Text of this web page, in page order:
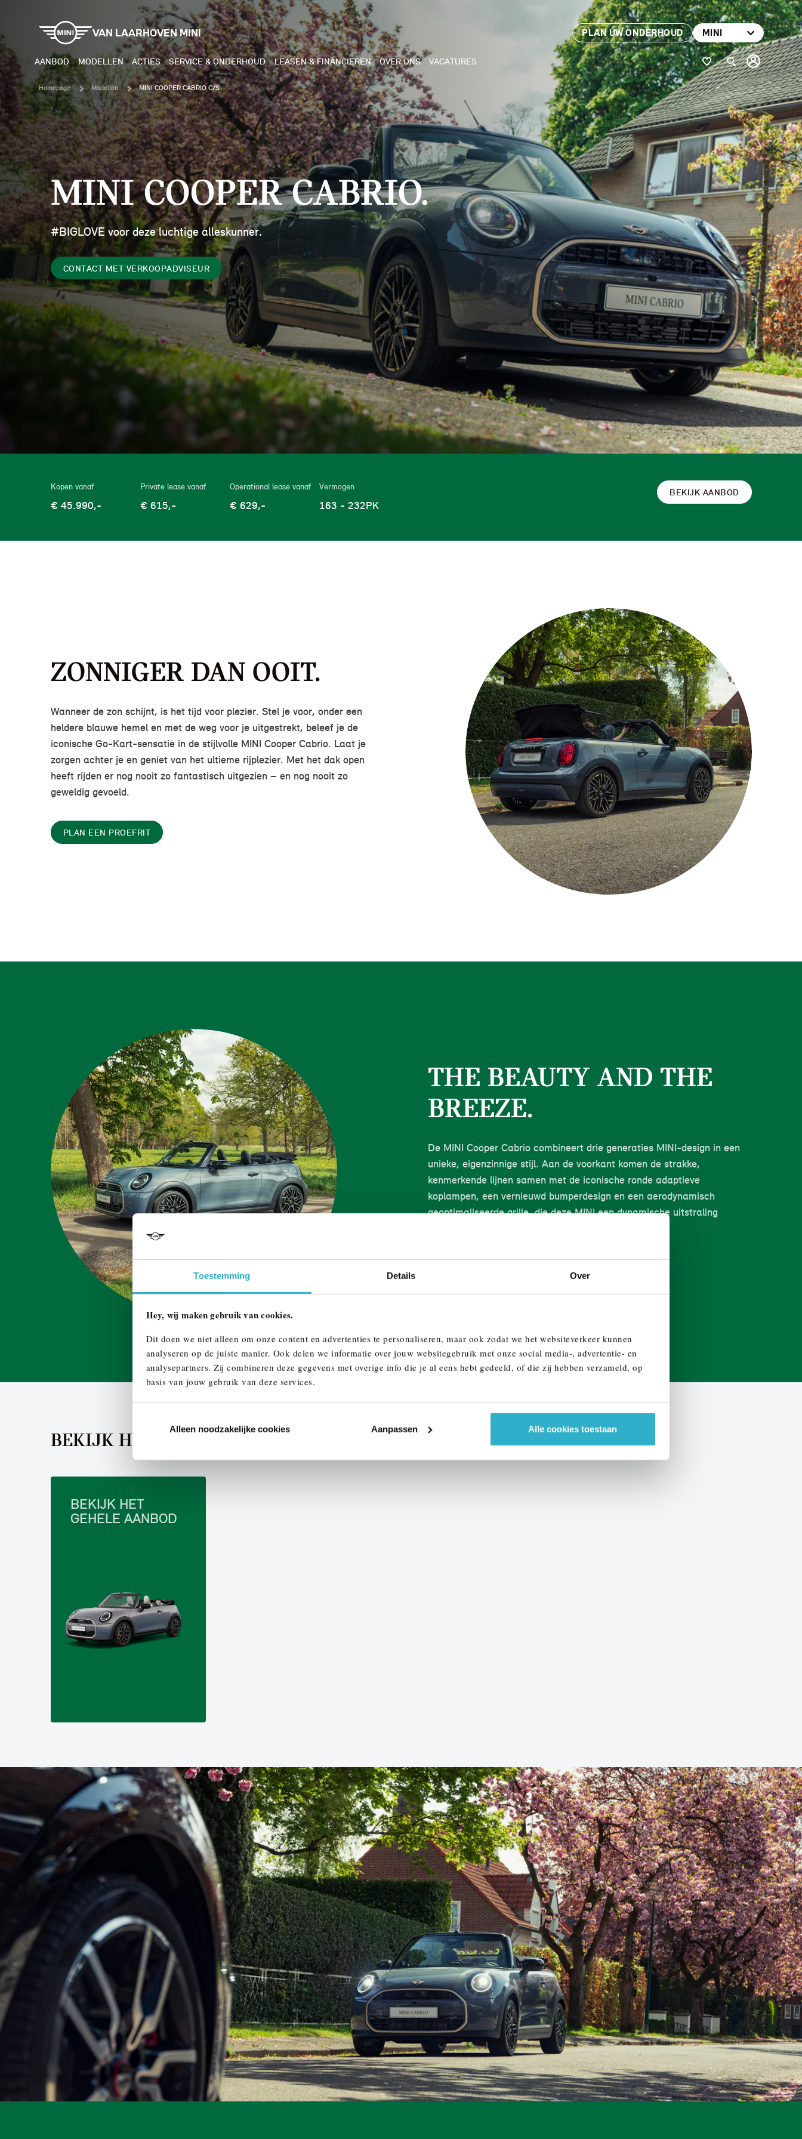
Toestemming Details Over
Hey, wij maken gebruik van cookies.
Dit doen we niet alleen om onze content en advertenties te personaliseren, maar ook zodat we het websiteverkeer kunnen
analyseren op de juiste manier. Ook delen we informatie over jouw websitegebruik met onze social media-, advertentie- en
analysepartners. Zij combineren deze gegevens met overige info die je al eens hebt gedeeld, of die zij hebben verzameld, op
basis van jouw gebruik van deze services.
Alleen noodzakelijke cookies Aanpassen Alle cookies toestaan
VAN LAARHOVEN MINI PLAN UW ONDERHOUD MINI
AANBOD MODELLEN
ELEKTRISCH
MINI COOPER ELECTRIC
MINI ACEMAN ELECTRIC
MINI COUNTRYMAN ELECTRIC
JOHN COOPER WORKS
ELECTRIC
BENZINE
MINI COOPER 3-DEURS
MINI COOPER CABRIO
MINI COOPER 5-DEURS
MINI COUNTRYMAN
JOHN COOPER WORKS
MINI PAUL SMITH EDITION
ACTIES SERVICE & ONDERHOUD LEASEN & FINANCIEREN OVER ONS VACATURES
Homepage Modellen MINI COOPER CABRIO C/S
MINI COOPER CABRIO.
#BIGLOVE voor deze luchtige alleskunner.
CONTACT MET VERKOOPADVISEUR
Kopen vanaf
€ 45.990,-
Private lease vanaf
€ 615,-
Operational lease vanaf
€ 629,-
Vermogen
163 - 232PK
BEKIJK AANBOD
ZONNIGER DAN OOIT.
Wanneer de zon schijnt, is het tijd voor plezier. Stel je voor, onder een
heldere blauwe hemel en met de weg voor je uitgestrekt, beleef je de
iconische Go-Kart-sensatie in de stijlvolle MINI Cooper Cabrio. Laat je
zorgen achter je en geniet van het ultieme rijplezier. Met het dak open
heeft rijden er nog nooit zo fantastisch uitgezien – en nog nooit zo
geweldig gevoeld.
PLAN EEN PROEFRIT
THE BEAUTY AND THE
BREEZE.
De MINI Cooper Cabrio combineert drie generaties MINI-design in een
unieke, eigenzinnige stijl. Aan de voorkant komen de strakke,
kenmerkende lijnen samen met de iconische ronde adaptieve
koplampen, een vernieuwd bumperdesign en een aerodynamisch
geoptimaliseerde grille, die deze MINI een dynamische uitstraling
BEKIJK HET AANBOD
BEKIJK HET
GEHELE AANBOD